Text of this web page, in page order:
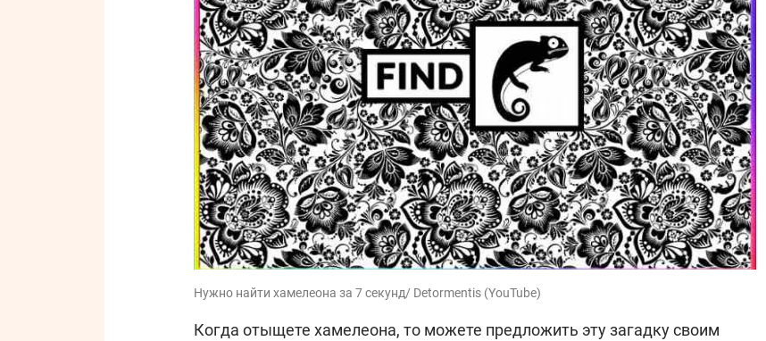
Нужно найти хамелеона за 7 секунд/ Detormentis (YouTube)
Когда отыщете хамелеона, то можете предложить эту загадку своим